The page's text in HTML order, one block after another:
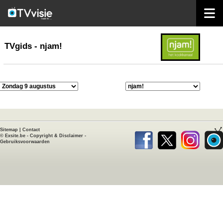
TVgids
TVgids - njam!
Sitemap
Contact
© Exsite.be - Copyright & Disclaimer -
Gebruiksvoorwaarden